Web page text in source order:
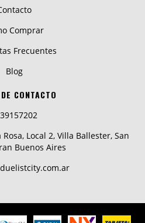
Comprar
Frecuentes
Blog
CONTACTO
Local 2, Villa Ballester, San
Buenos Aires